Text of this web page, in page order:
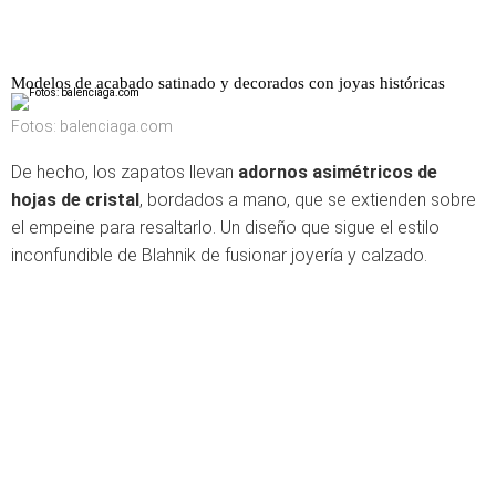
Modelos de acabado satinado y decorados con joyas históricas
Fotos: balenciaga.com
De hecho, los zapatos llevan adornos asimétricos de
hojas de cristal, bordados a mano, que se extienden sobre
el empeine para resaltarlo. Un diseño que sigue el estilo
inconfundible de Blahnik de fusionar joyería y calzado.